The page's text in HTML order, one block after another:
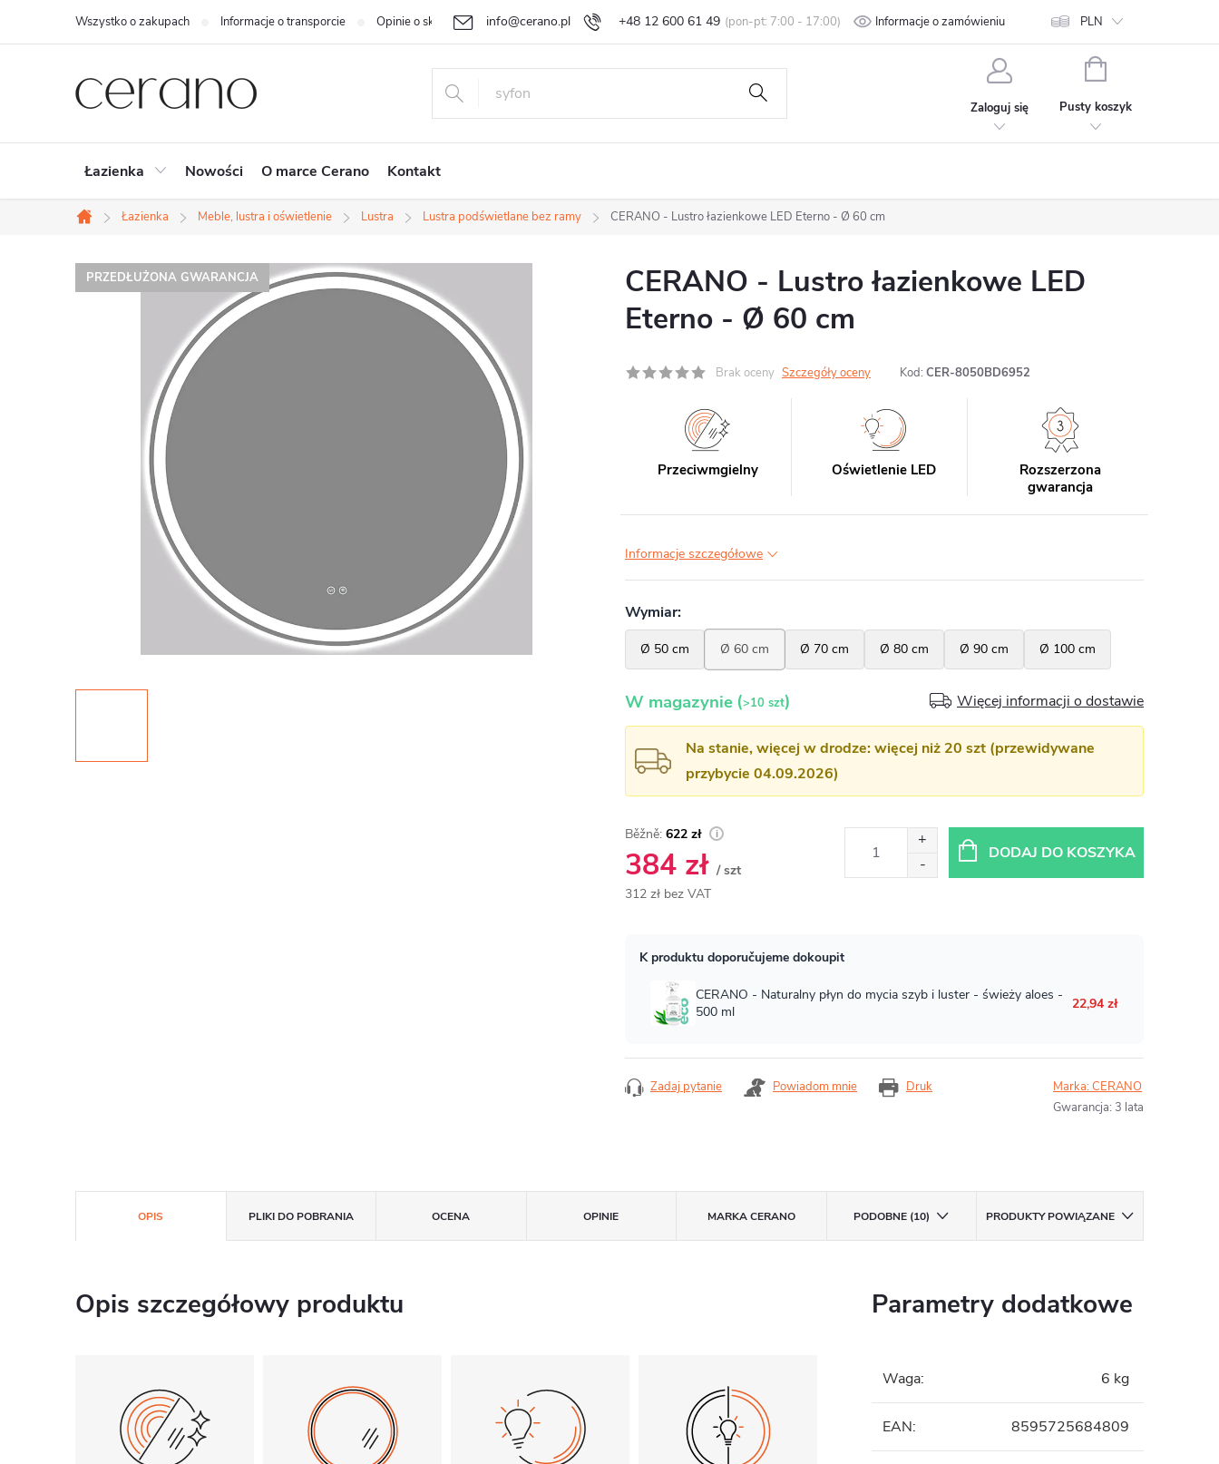
+48 12 600 61 49
info@cerano.pl
Wszystko o zakupach Informacje o transporcie Opinie o sklepie Indywidualna wycena Zwroty i reklamacje Regulamin Polityka prywatności Kontakt
Informacje o zamówieniu PLN
Zaloguj się
KOSZYK
Pusty koszyk
Łazienka Nowości O marce Cerano Kontakt
Home
Łazienka Meble, lustra i oświetlenie Lustra Lustra podświetlane bez ramy CERANO - Lustro łazienkowe LED Eterno - Ø 60 cm
PRZEDŁUŻONA GWARANCJA
CERANO - Lustro łazienkowe LED
Eterno - Ø 60 cm
Brak oceny Szczegóły oceny Kod: CER-8050BD6952
Przeciwmgielny Oświetlenie LED
Rozszerzona
gwarancja
Informacje szczegółowe
W magazynie (>10 szt) Więcej informacji o dostawie
Na stanie, więcej w drodze: więcej niż 20 szt (przewidywane
przybycie 04.09.2026)
622 zł
384 zł / szt
312 zł bez VAT
DODAJ DO KOSZYKA
Druk
Zadaj pytanie Powiadom mnie Marka:CERANO
Gwarancja: 3 lata
OPIS PLIKI DO POBRANIA OCENA OPINIE MARKACERANO PODOBNE (10) PRODUKTY POWIĄZANE
Opis szczegółowy produktu Parametry dodatkowe
Waga: 6 kg
EAN: 8595725684809